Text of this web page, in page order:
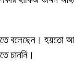
বলেছেন।
চাননি।